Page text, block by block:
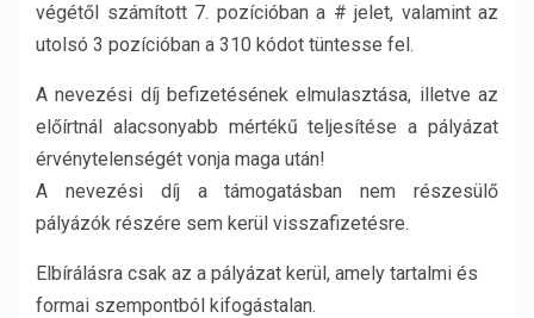
végétől számított 7. pozícióban a # jelet, valamint az
utolsó 3 pozícióban a 310 kódot tüntesse fel.
A nevezési díj befizetésének elmulasztása, illetve az
előírtnál alacsonyabb mértékű teljesítése a pályázat
érvénytelenségét vonja maga után!
A nevezési díj a támogatásban nem részesülő
pályázók részére sem kerül visszafizetésre.
Elbírálásra csak az a pályázat kerül, amely tartalmi és
formai szempontból kifogástalan.